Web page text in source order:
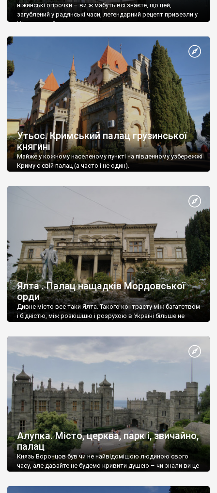
ніжинські огірочки – ви ж мабуть всі знаєте, що цей,
загублений у радянські часи, легендарний рецепт привезли у
Ніжин греки?
Утьос. Кримський палац грузинської
княгині
Майже у кожному населеному пункті на південному узбережжі
Криму є свій палац (а часто і не один).
Ялта . Палац нащадків Мордовської
орди
Дивне місто все таки Ялта. Такого контрасту між багатством
і бідністю, між розкішшю і розрухою в Україні більше не
Алупка. Місто, церква, парк і, звичайно,
палац
Князь Воронцов був чи не найвідомішою людиною свого
часу, але давайте не будемо кривити душею – чи знали ви це